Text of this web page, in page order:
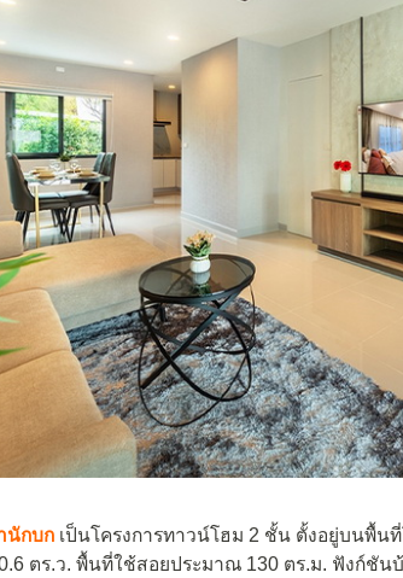
นักบก เป็นโครงการทาวน์โฮม 2 ชั้น ตั้งอยู่บนพื้น
ตร.ว. พื้นที่ใช้สอยประมาณ 130 ตร.ม. ฟังก์ชั